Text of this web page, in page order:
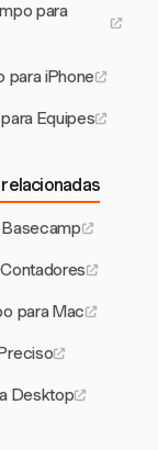
para
para iPhone
Equipes
para Mac
Desktop